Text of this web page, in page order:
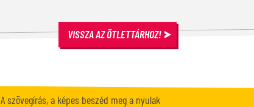
VISSZA AZ ÖTLETTÁRHOZ!
A szövegírás, a képes beszéd meg a nyulak